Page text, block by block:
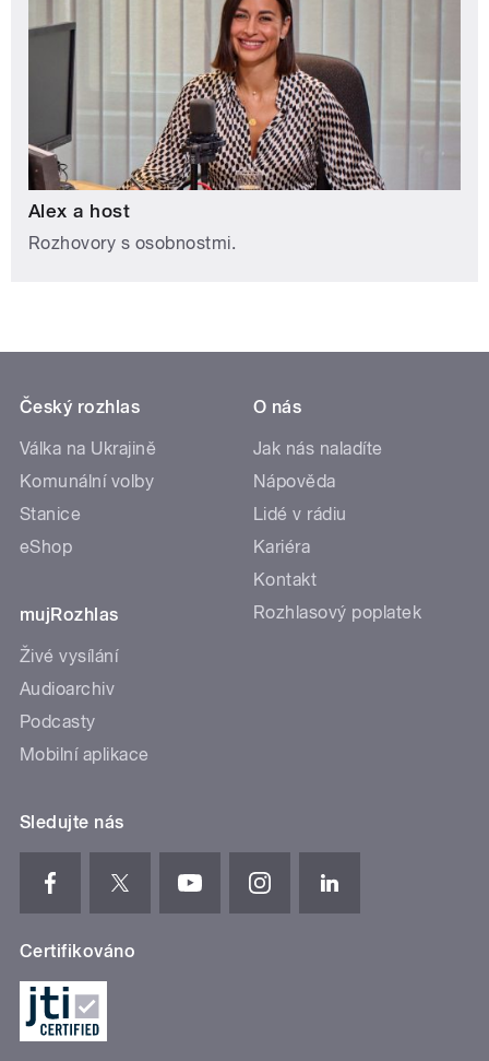
Alex a host
Rozhovory s osobnostmi.
Český rozhlas
Válka na Ukrajině
Komunální volby
Stanice
eShop
mujRozhlas
Živé vysílání
Audioarchiv
Podcasty
Mobilní aplikace
O nás
Jak nás naladíte
Nápověda
Lidé v rádiu
Kariéra
Kontakt
Rozhlasový poplatek
Sledujte nás
Certifikováno